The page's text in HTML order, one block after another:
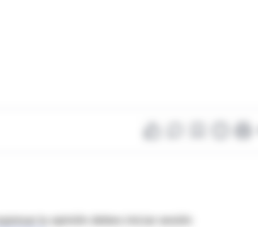
tu opinión debes iniciar sesión